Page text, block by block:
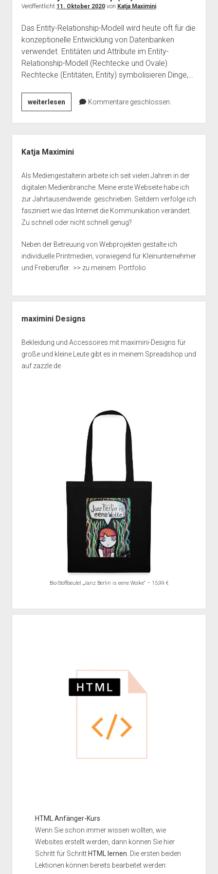
Veröffentlicht 11. Oktober 2020von Katja Maximini.
Das Entity-Relationship-Modell wird heute oft für die
konzeptionelle Entwicklung von Datenbanken
verwendet. Entitäten und Attribute im Entity-
Relationship-Modell (Rechtecke und Ovale)
Rechtecke (Entitäten, Entity) symbolisieren Dinge,…
weiterlesenDas
Entity-
Relationship
(ER)
–
Kommentare geschlossen.
Katja Maximini
Als Mediengestalterin arbeite ich seit vielen Jahren in der
digitalen Medienbranche. Meine erste Webseite habe ich
zur Jahrtausendwende geschrieben. Seitdem verfolge ich
fasziniert wie das Internet die Kommunikation verändert.
Zu schnell oder nicht schnell genug?
Neben der Betreuung von Webprojekten gestalte ich
individuelle Printmedien, vorwiegend für Kleinunternehmer
und Freiberufler. >> zu meinem Portfolio
maximini Designs
Bekleidung und Accessoires mit maximini-Designs für
große und kleine Leute gibt es in meinem Spreadshop und
auf zazzle.de
Bio-Stoffbeutel „Janz Berlin is eene Wolke“ – 15,99 €
HTML Anfänger-Kurs
Wenn Sie schon immer wissen wollten, wie
Websites erstellt werden, dann können Sie hier
Schritt für Schritt HTML lernen. Die ersten beiden
Lektionen können bereits bearbeitet werden: